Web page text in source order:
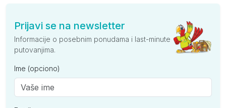
Prijavi se na newsletter
Informacije o posebnim ponudama i last-minute
putovanjima.
Ime (opciono)